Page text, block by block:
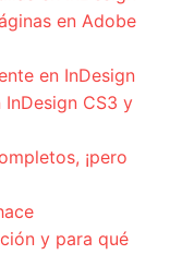
en Adobe
en InDesign
InDesign CS3 y
¡pero
y para qué